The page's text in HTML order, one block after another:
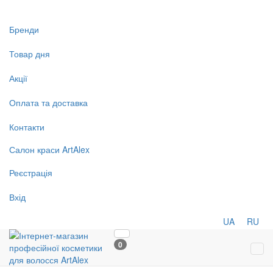
Бренди
Товар дня
Акції
Оплата та доставка
Контакти
Салон краси ArtAlex
Реєстрація
Вхід
UA RU
0